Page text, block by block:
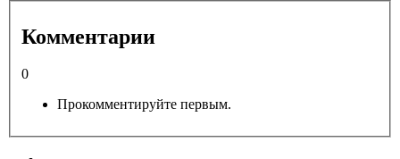
Комментарии
0
Прокомментируйте первым.